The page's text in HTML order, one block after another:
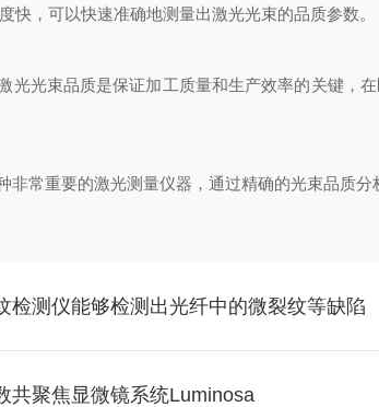
，可以快速准确地测量出激光光束的品质参数。
光束品质是保证加工质量和生产效率的关键，
重要的激光测量仪器，通过精确的光束品质分
检测仪能够检测出光纤中的微裂纹等缺陷
共聚焦显微镜系统Luminosa